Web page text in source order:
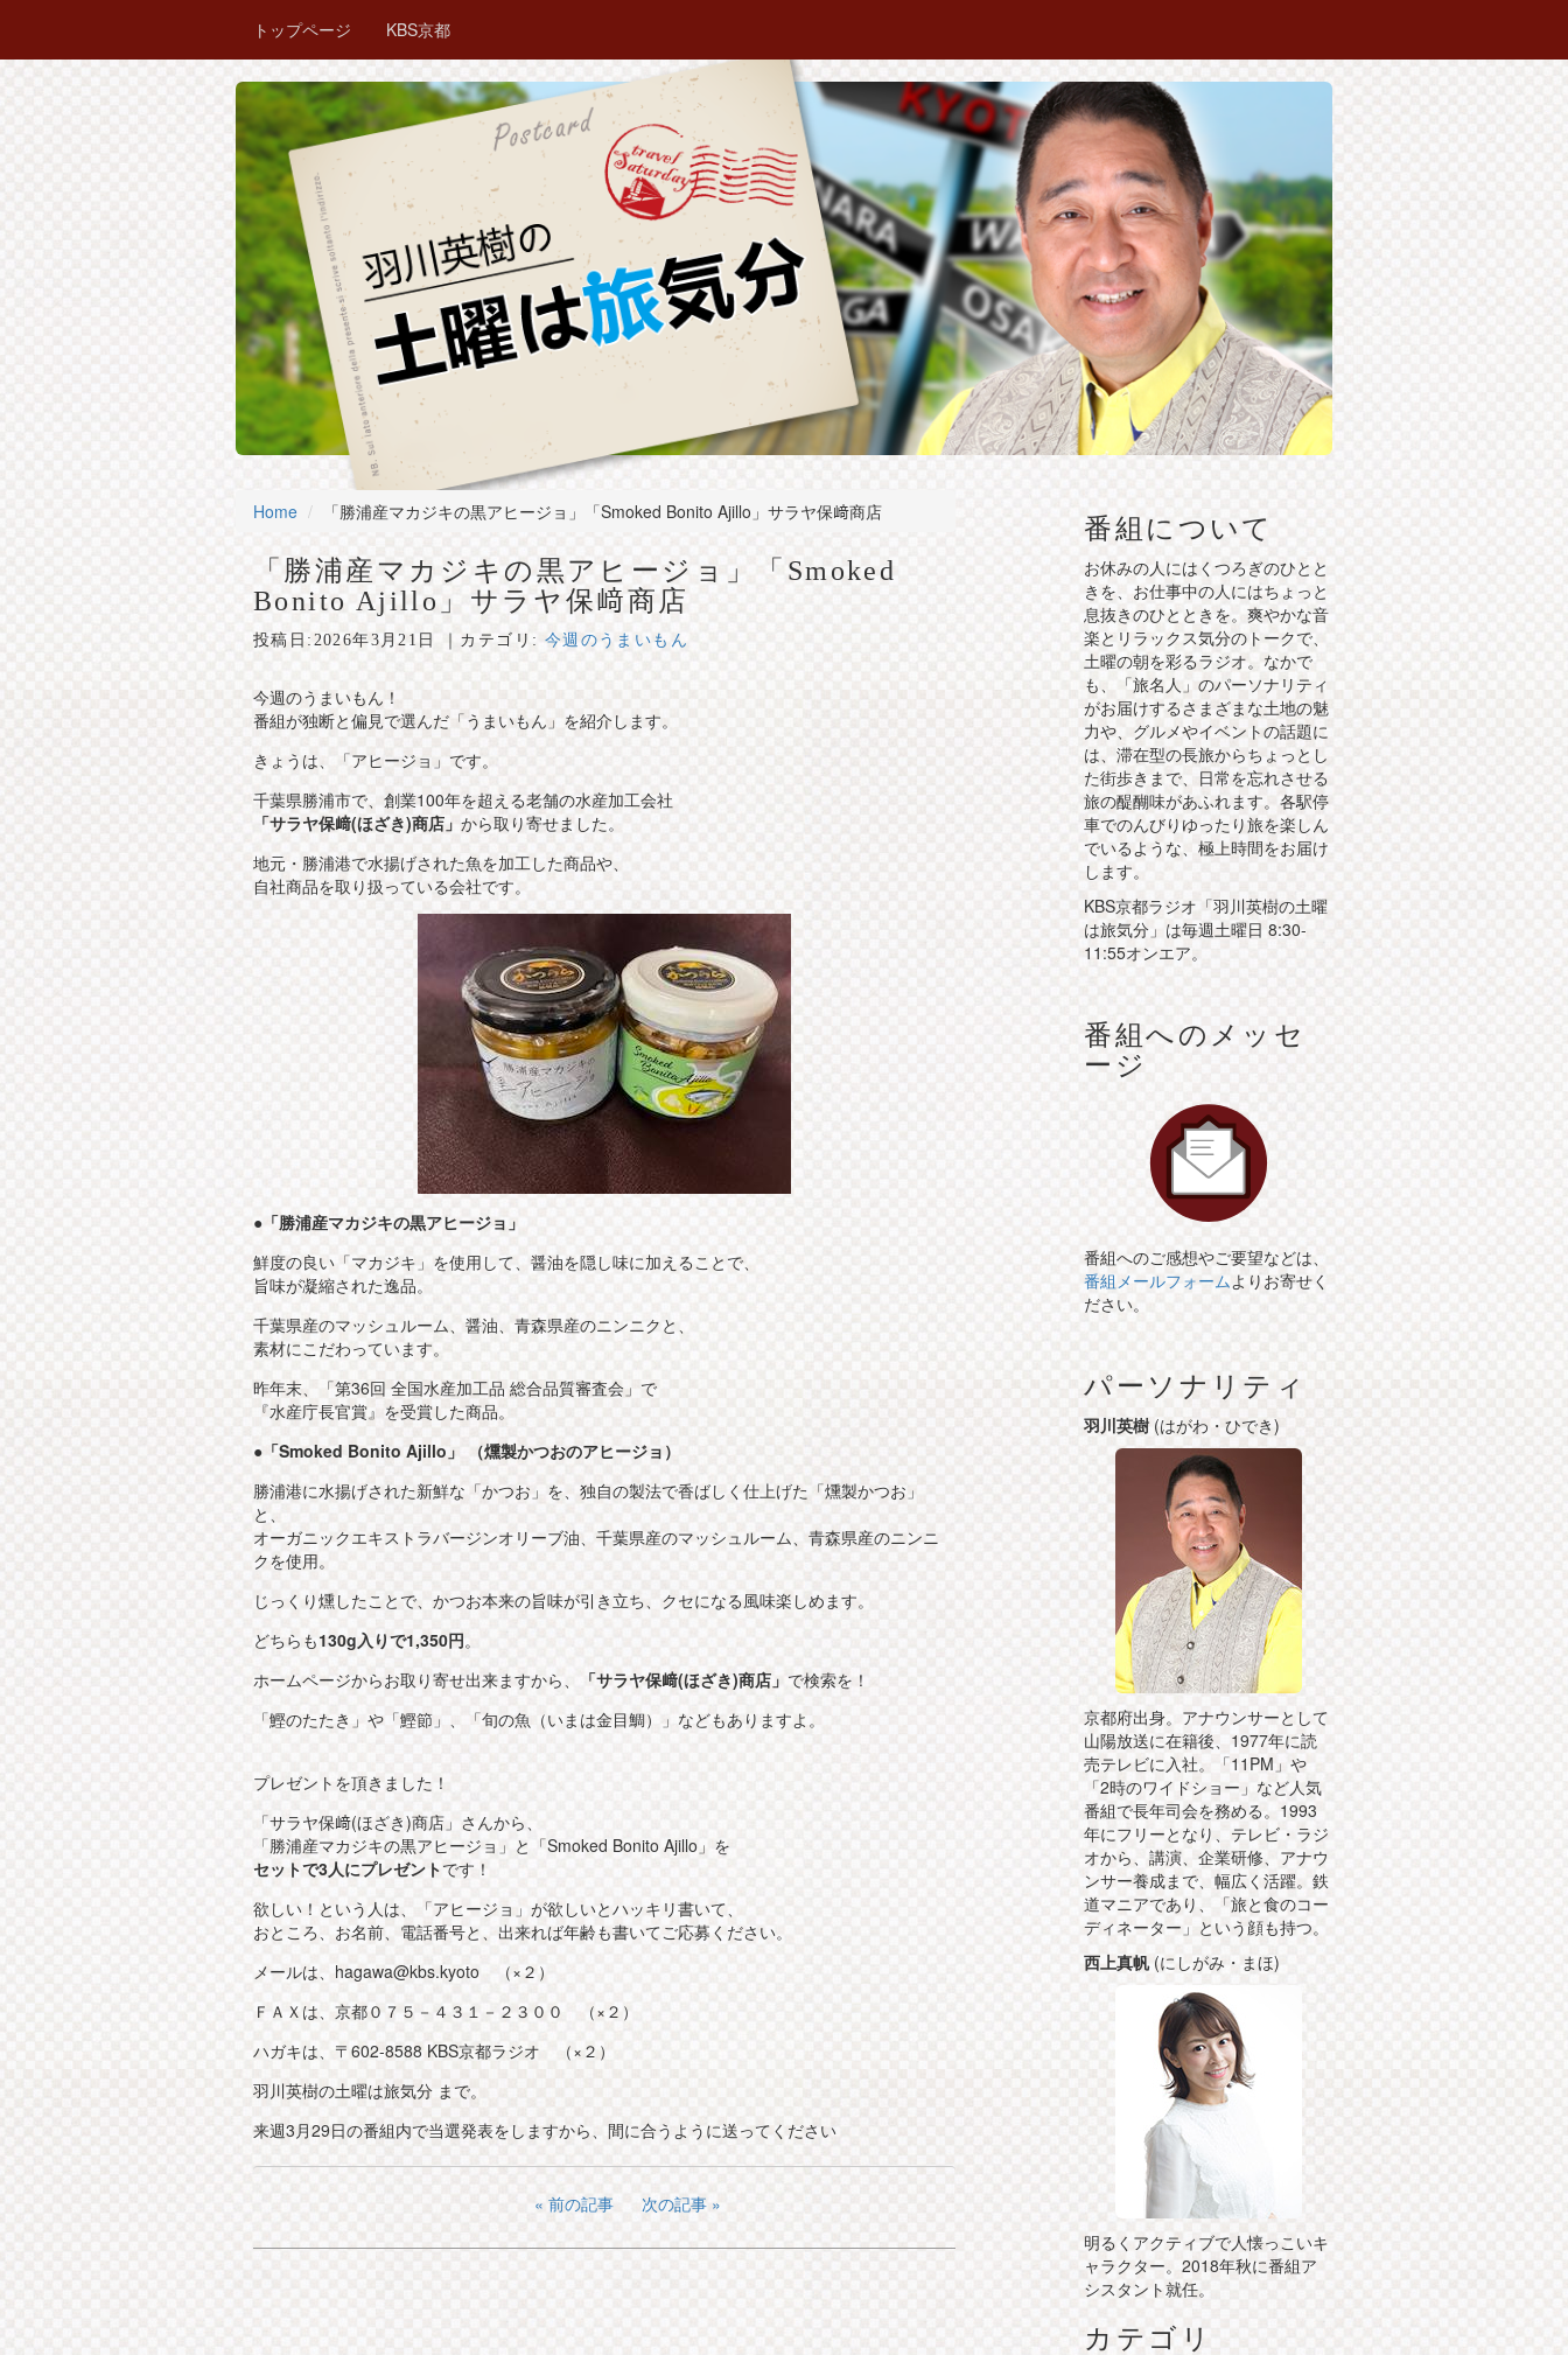
トップページ KBS京都
Home 「勝浦産マカジキの黒アヒージョ」「Smoked Bonito Ajillo」サラヤ保﨑商店
「勝浦産マカジキの黒アヒージョ」「Smoked
Bonito Ajillo」サラヤ保﨑商店
投稿日: 2026年3月21日 ｜カテゴリ:今週のうまいもん
今週のうまいもん！
番組が独断と偏見で選んだ「うまいもん」を紹介します。
きょうは、「アヒージョ」です。
千葉県勝浦市で、創業100年を超える老舗の水産加工会社
「サラヤ保﨑(ほざき)商店」 から取り寄せました。
地元・勝浦港で水揚げされた魚を加工した商品や、
自社商品を取り扱っている会社です。
●「勝浦産マカジキの黒アヒージョ」
鮮度の良い「マカジキ」を使用して、醤油を隠し味に加えることで、
旨味が凝縮された逸品。
千葉県産のマッシュルーム、醤油、青森県産のニンニクと、
素材にこだわっています。
昨年末、「第36回 全国水産加工品 総合品質審査会」で
『水産庁長官賞』を受賞した商品。
●「Smoked Bonito Ajillo」 （燻製かつおのアヒージョ）
勝浦港に水揚げされた新鮮な「かつお」を、独自の製法で香ばしく仕上げた「燻製かつお」
と、
オーガニックエキストラバージンオリーブ油、千葉県産のマッシュルーム、青森県産のニンニ
クを使用。
じっくり燻したことで、かつお本来の旨味が引き立ち、クセになる風味楽しめます。
どちらも130g入りで1,350円。
ホームページからお取り寄せ出来ますから、
「サラヤ保﨑(ほざき)商店」 で検索を！
「鰹のたたき」や「鰹節」、「旬の魚（いまは金目鯛）」などもありますよ。
プレゼントを頂きました！
「サラヤ保﨑(ほざき)商店」さんから、
「勝浦産マカジキの黒アヒージョ」と「Smoked Bonito Ajillo」を
セットで3人にプレゼントです！
欲しい！という人は、「アヒージョ」が欲しいとハッキリ書いて、
おところ、お名前、電話番号と、出来れば年齢も書いてご応募ください。
メールは、hagawa@kbs.kyoto （×２）
ＦＡＸは、京都０７５－４３１－２３００ （×２）
ハガキは、〒602-8588 KBS京都ラジオ （×２）
羽川英樹の土曜は旅気分 まで。
来週3月29日の番組内で当選発表をしますから、間に合うように送ってください
前の記事 次の記事
番組について
お休みの人にはくつろぎのひとと
きを、お仕事中の人にはちょっと
息抜きのひとときを。爽やかな音
楽とリラックス気分のトークで、
土曜の朝を彩るラジオ。なかで
も、「旅名人」のパーソナリティ
がお届けするさまざまな土地の魅
力や、グルメやイベントの話題に
は、滞在型の長旅からちょっとし
た街歩きまで、日常を忘れさせる
旅の醍醐味があふれます。各駅停
車でのんびりゆったり旅を楽しん
でいるような、極上時間をお届け
します。
KBS京都ラジオ「羽川英樹の土曜
は旅気分」は毎週土曜日 8:30-
11:55オンエア。
番組へのメッセ
ージ
番組へのご感想やご要望などは、
番組メールフォームよりお寄せく
ださい。
パーソナリティ
羽川英樹(はがわ・ひでき)
京都府出身。アナウンサーとして
山陽放送に在籍後、1977年に読
売テレビに入社。「11PM」や
「2時のワイドショー」など人気
番組で長年司会を務める。1993
年にフリーとなり、テレビ・ラジ
オから、講演、企業研修、アナウ
ンサー養成まで、幅広く活躍。鉄
道マニアであり、「旅と食のコー
ディネーター」という顔も持つ。
西上真帆(にしがみ・まほ)
明るくアクティブで人懐っこいキ
ャラクター。2018年秋に番組ア
シスタント就任。
カテゴリ